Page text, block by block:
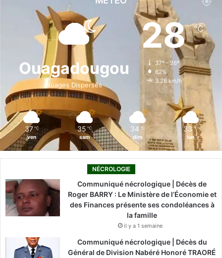
e
b
o
k
i
n
t
a
g
r
T
o
k
Ouagadougou
Nuages Dispersés
28℃
37º - 26º
62%
3.28 km/h
37 ℃
ven
35 ℃
sam
34 ℃
dim
33 ℃
lun
NÉCROLOGIE
Communiqué nécrologique | Décès de
Roger BARRY : Le Ministère de l’Économie et
des Finances présente ses condoléances à
la famille
il y a 1 semaine
Communiqué nécrologique | Décès du
Général de Division Nabéré Honoré TRAORÉ